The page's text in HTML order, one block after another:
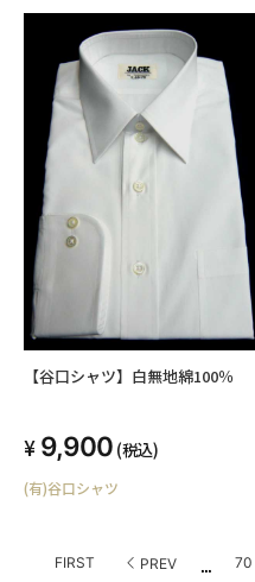
【谷口シャツ】白無地綿100％
9,900 (税込)
(有)谷口シャツ
FIRST PREV ... 70